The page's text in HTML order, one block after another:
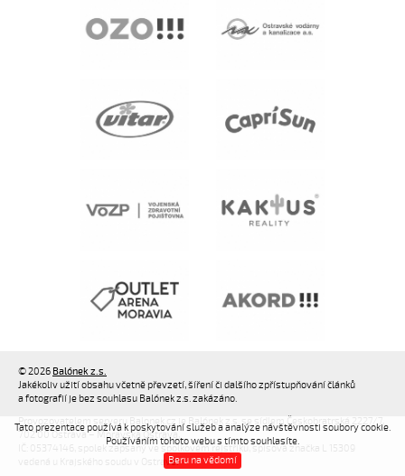
© 2026 Balónek z.s.
Jakékoliv užití obsahu včetně převzetí, šíření či dalšího zpřístupňování článků
a fotografií je bez souhlasu Balónek z.s. zakázáno.
Provozovatelem serveru Balonek.cz je Balónek z.s. se sídlem Českobratrská 2227/7,
702 00 Ostrava – Moravská Ostrava,
IČ: 05374146, spolek zapsaný ve spolkovém rejstříku, spisová značka L 15309
vedená u Krajského soudu v Ostravě.
Tato prezentace používá k poskytování služeb a analýze návštěvnosti soubory cookie.
Používáním tohoto webu s tímto souhlasíte.
Beru na vědomí